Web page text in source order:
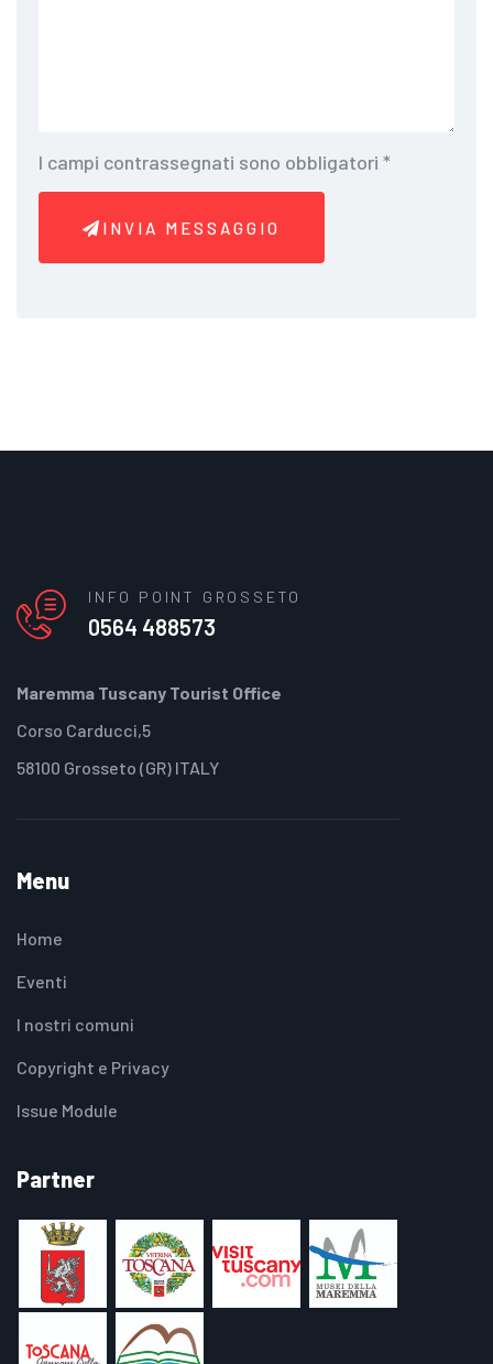
I campi contrassegnati sono obbligatori *
INVIA MESSAGGIO
INFO POINT GROSSETO
0564 488573
Maremma Tuscany Tourist Office
Corso Carducci,5
58100 Grosseto (GR) ITALY
Menu
Home
Eventi
I nostri comuni
Copyright e Privacy
Issue Module
Partner